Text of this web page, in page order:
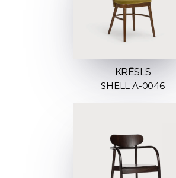
KRĒSLS
SHELL A-0046